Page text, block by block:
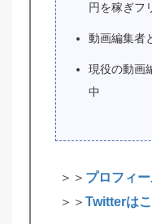
円を稼ぎフ
動画編集者
現役の動画
中
＞＞ プロフィ
＞＞ Twitterは